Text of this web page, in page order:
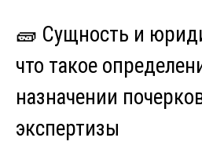
🧱 Сущность и
что такое
назначении
экспертизы